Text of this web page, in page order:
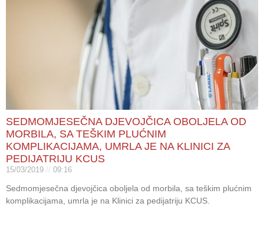
SEDMOMJESEČNA DJEVOJČICA OBOLJELA OD
MORBILA, SA TEŠKIM PLUĆNIM
KOMPLIKACIJAMA, UMRLA JE NA KLINICI ZA
PEDIJATRIJU KCUS
15/03/2019 09:16
Sedmomjesečna djevojčica oboljela od morbila, sa teškim plućnim
komplikacijama, umrla je na Klinici za pedijatriju KCUS.